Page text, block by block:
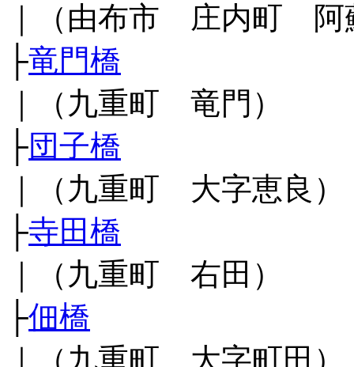
｜（由布市 庄内町 阿
├竜門橋
｜（九重町 竜門）
├団子橋
｜（九重町 大字恵良）
├寺田橋
｜（九重町 右田）
├佃橋
｜（九重町 大字町田）